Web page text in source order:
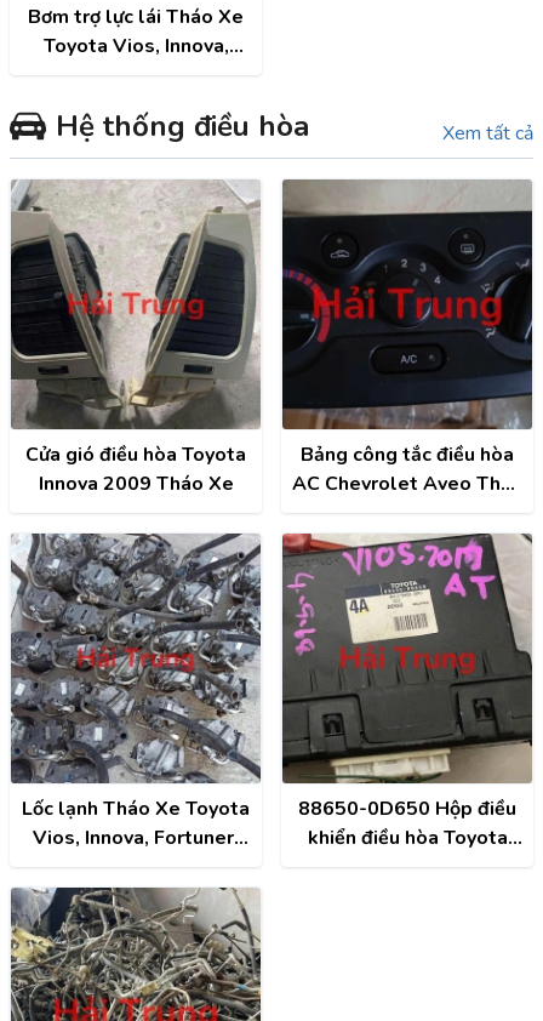
Bơm trợ lực lái Tháo Xe
Toyota Vios, Innova,
Hệ thống điều hòa Xem tất cả
Cửa gió điều hòa Toyota
Innova 2009 Tháo Xe
Bảng công tắc điều hòa
AC Chevrolet Aveo Tháo
Lốc lạnh Tháo Xe Toyota
Vios, Innova, Fortuner,
88650-0D650 Hộp điều
khiển điều hòa Toyota